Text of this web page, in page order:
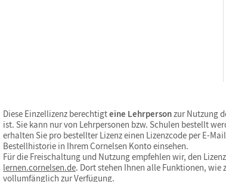
Diese Einzellizenz berechtigteine Lehrpersonzur Nutzung
ist. Sie kann nur von Lehrpersonen bzw. Schulen bestellt
erhalten Sie pro bestellter Lizenz einen Lizenzcode per E-
Bestellhistorie in Ihrem Cornelsen Konto einsehen.
Für die Freischaltung und Nutzung empfehlen wir, den
lernen.cornelsen.de. Dort stehen Ihnen alle Funktionen, wie
vollumfänglich zur Verfügung.